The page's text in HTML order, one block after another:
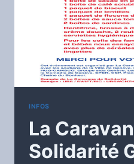
INFOS
La
Solidarité